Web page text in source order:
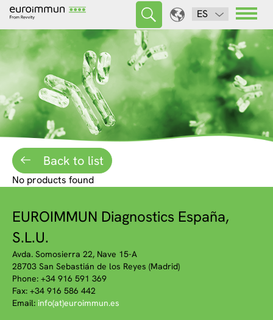
ES
Back to list
No products found
EUROIMMUN Diagnostics España,
S.L.U.
Avda. Somosierra 22, Nave 15-A
28703 San Sebastián de los Reyes (Madrid)
Phone: +34 916 591 369
Fax: +34 916 586 442
Email: info(at)euroimmun.es